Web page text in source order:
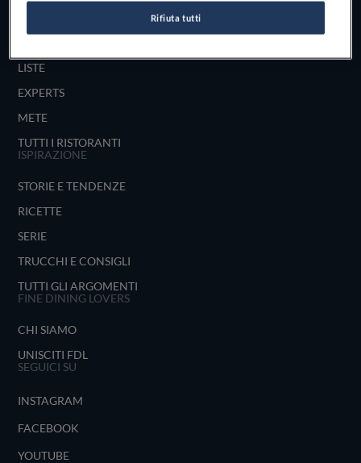
LISTE
EXPERTS
METE
TUTTI I RISTORANTI
ISPIRAZIONE
STORIE E TENDENZE
RICETTE
SERIE
TRUCCHI E CONSIGLI
TUTTI GLI ARGOMENTI
FINE DINING LOVERS
CHI SIAMO
UNISCITI FDL
SEGUICI SU
INSTAGRAM
FACEBOOK
YOUTUBE
Rifiuta tutti